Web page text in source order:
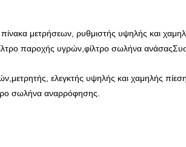
μετρήσεων, ρυθμιστής υψηλής και
παροχής υγρών,φίλτρο σωλήνα
ελεγκτής υψηλής και χαμηλής
σωλήνα αναρρόφησης.